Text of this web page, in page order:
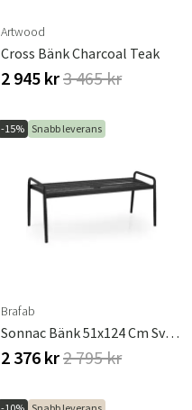
Artwood
Cross Bänk Charcoal Teak
2 945 kr3 465 kr
-15% Snabb leverans
Brafab
Sonnac Bänk 51x124 Cm Svart
2 376 kr2 795 kr